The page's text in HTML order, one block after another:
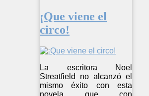
¡Que viene el
circo!
La escritora Noel
Streatfield no alcanzó el
mismo éxito con esta
novela que con